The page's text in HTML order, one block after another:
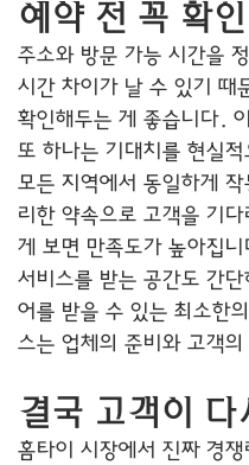
예약 전 꼭 확
주소와 방문 가능 시간을
시간 차이가 날 수 있기 때
확인해두는 게 좋습니다.
또 하나는 기대치를 현실
모든 지역에서 동일하게
리한 약속으로 고객을 기
게 보면 만족도가 높아집니
서비스를 받는 공간도 간
어를 받을 수 있는 최소한
스는 업체의 준비와 고객
결국 고객이 다
홈타이 시장에서 진짜 경